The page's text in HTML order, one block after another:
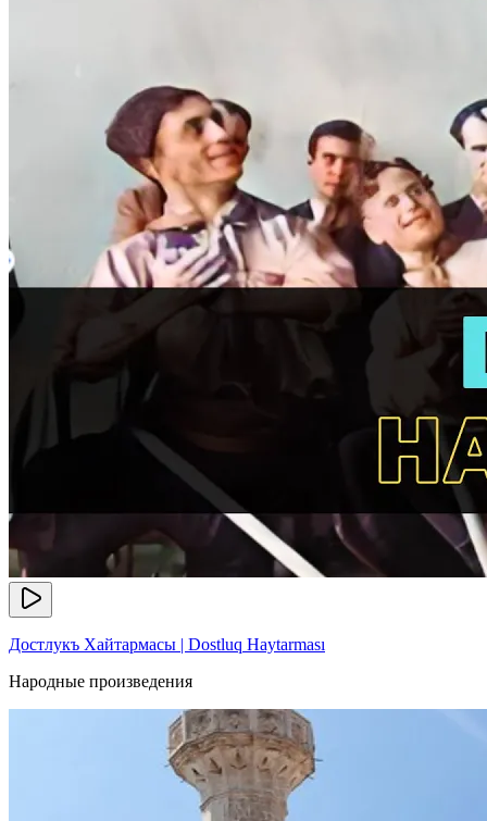
Достлукъ Хайтармасы | Dostluq Haytarması
Народные произведения